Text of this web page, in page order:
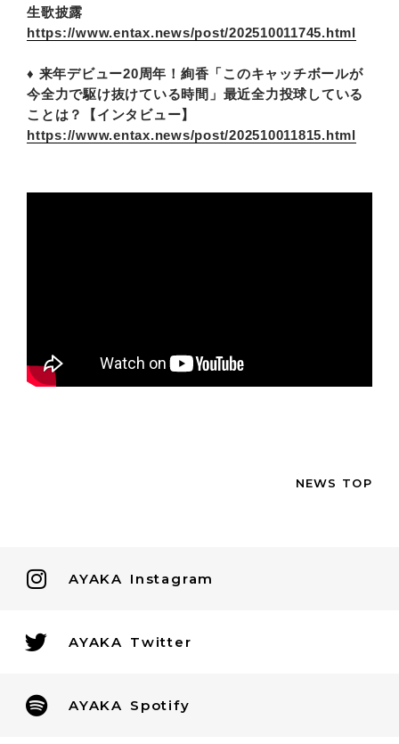
生歌披露
https://www.entax.news/post/202510011745.html
♦ 来年デビュー20周年！絢香「このキャッチボールが
今全力で駆け抜けている時間」最近全力投球している
ことは？【インタビュー】
https://www.entax.news/post/202510011815.html
NEWS TOP
AYAKA Instagram
AYAKA Twitter
AYAKA Spotify